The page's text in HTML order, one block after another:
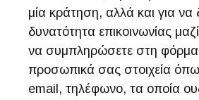
μία κράτηση, αλλά και για να
δυνατότητα επικοινωνίας
να συμπληρώσετε στη φόρμα
προσωπικά σας στοιχεία
email, τηλέφωνο, τα οποία